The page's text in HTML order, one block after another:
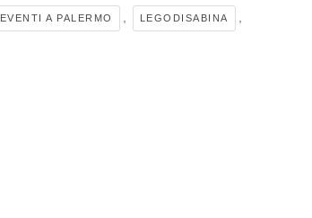
EVENTI A PALERMO LEGODISABINA